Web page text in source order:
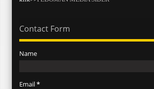
Contact Form
Name
Email*